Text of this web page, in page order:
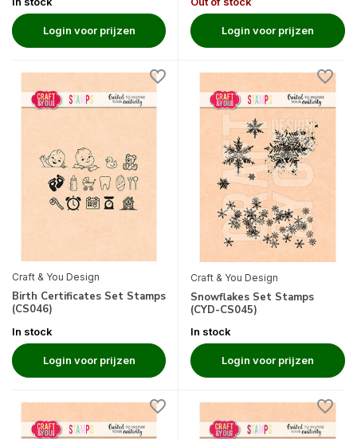
Login voor prijzen Login voor prijzen
Craft & You Design
Birth Certificates Set Stamps
(CS046)
In stock
Login voor prijzen
Craft & You Design
Snowflakes Set Stamps
(CYD-CS045)
In stock
Login voor prijzen